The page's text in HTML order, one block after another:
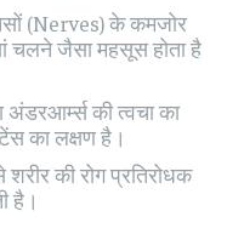
(Nerves) के कमजोर
चलने जैसा महसूस होता है
अंडरआर्म्स की त्वचा का
का लक्षण है।
की रोग प्रतिरोधक
है।